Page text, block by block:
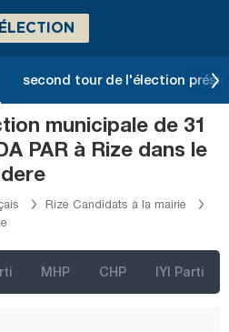
ÉLECTION
second tour de l'élection
municipale de 31
PAR à Rize dans le
Rize Candidats à la mairie
MHP CHP IYI Parti